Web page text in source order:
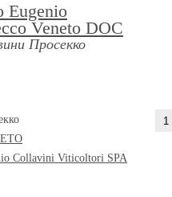
Eugenio
Veneto DOC
Просекко
Collavini Viticoltori SPA